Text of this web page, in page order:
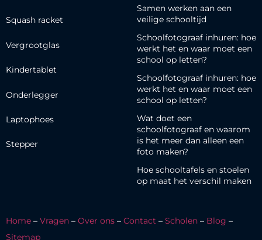
Squash racket
Vergrootglas
Kindertablet
Onderlegger
Laptophoes
Stepper
Samen werken aan een
veilige schooltijd
Schoolfotograaf inhuren: hoe
werkt het en waar moet een
school op letten?
Schoolfotograaf inhuren: hoe
werkt het en waar moet een
school op letten?
Wat doet een
schoolfotograaf en waarom
is het meer dan alleen een
foto maken?
Hoe schooltafels en stoelen
op maat het verschil maken
Home – Vragen – Over ons – Contact – Scholen – Blog –
Sitemap